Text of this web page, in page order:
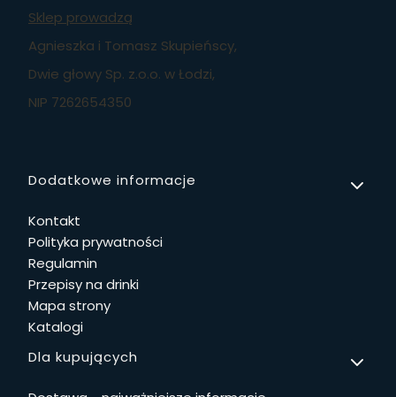
Sklep prowadzą
Agnieszka i Tomasz Skupieńscy,
Dwie głowy Sp. z.o.o. w Łodzi,
NIP 7262654350
Linki w stopce
Dodatkowe informacje
Kontakt
Polityka prywatności
Regulamin
Przepisy na drinki
Mapa strony
Katalogi
Dla kupujących